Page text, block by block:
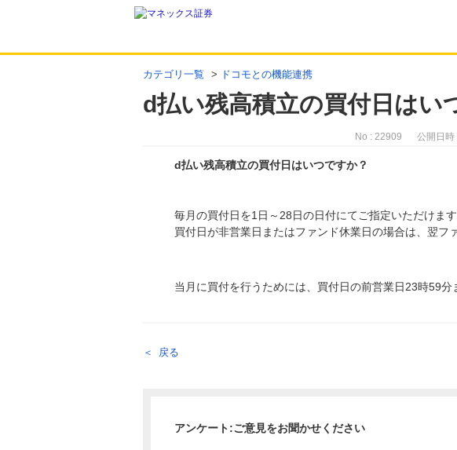
カテゴリ一覧 > ドコモとの機能連携
d払い残高積立の買付日はい
No : 22909 公開日
d払い残高積立の買付日はいつですか？
毎月の買付日を1日～28日の日付にてご指定いただけます
買付日が非営業日またはファンド休業日の場合は、翌フ
当月に買付を行うためには、買付日の前営業日23時59分
戻る
アンケート:ご意見をお聞かせください